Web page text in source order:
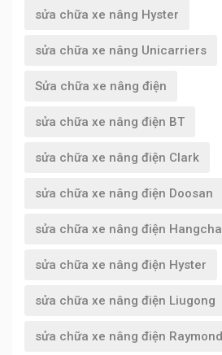
sửa chữa xe nâng Hyster
sửa chữa xe nâng Unicarriers
Sửa chữa xe nâng điện
sửa chữa xe nâng điện BT
sửa chữa xe nâng điện Clark
sửa chữa xe nâng điện Doosan
sửa chữa xe nâng điện Hangcha
sửa chữa xe nâng điện Hyster
sửa chữa xe nâng điện Liugong
sửa chữa xe nâng điện Raymond